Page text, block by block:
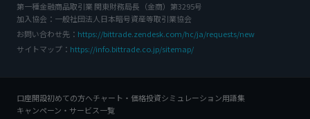
第一種金融商品取引業 関東財務局長（金商）第3295号
加入協会：一般社団法人日本暗号資産等取引業協会
お問い合わせ先： https://bittrade.zendesk.com/hc/ja/requests/new
サイトマップ： https://info.bittrade.co.jp/sitemap/
口座開設初めての方へチャート・価格投資シミュレーション用語集
キャンペーン・サービス一覧